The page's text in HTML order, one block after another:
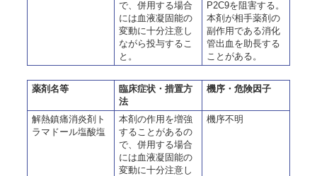
で、併用する場合
には血液凝固能の
変動に十分注意し
ながら投与するこ
と。
P2C9を阻害する。
本剤が相手薬剤の
副作用である消化
管出血を助長する
ことがある。
薬剤名等
臨床症状・措置方
法
機序・危険因子
解熱鎮痛消炎剤ト
ラマドール塩酸塩
本剤の作用を増強
することがあるの
で、併用する場合
には血液凝固能の
変動に十分注意し
機序不明